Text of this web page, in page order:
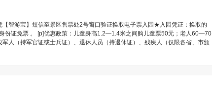
游宝】短信至景区售票处2号窗口验证换取电子票入园★入园凭证：换取的
份证免票 。 [p]优惠政策：儿童身高1.2—1.4米之间购儿童票50元；老人60—70
人（持军官证或士兵证）、退休人员（持退休证）、残疾人（仅限各省、市颁